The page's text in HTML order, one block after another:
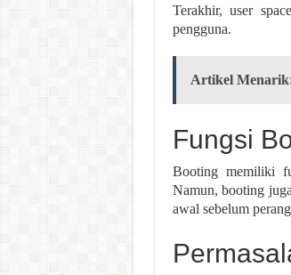
Terakhir, user
pengguna.
Artikel
Fungsi
Booting memiliki
Namun, booting
awal sebelum